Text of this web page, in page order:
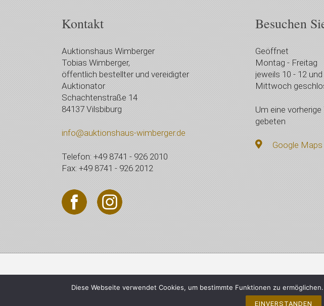
Kontakt
Auktionshaus Wimberger
Tobias Wimberger,
öffentlich bestellter und vereidigter
Auktionator
Schachtenstraße 14
84137 Vilsbiburg
info@auktionshaus-wimberger.de
Telefon: +49 8741 - 926 2010
Fax: +49 8741 - 926 2012
Besuchen
Geöffnet
Montag - Freitag
jeweils 10 - 12
Mittwoch
Um eine
gebeten
Google Maps
© 2021 Auktionshaus Wimberger, Vilsbiburg - Alle
Diese Webseite verwendet Cookies, um bestimmte Funktionen zu
EINVERSTANDEN